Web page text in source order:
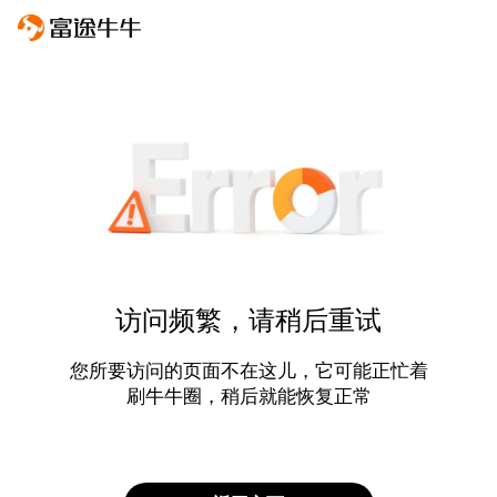
访问频繁，请稍后重试
您所要访问的页面不在这儿，它可能正忙着
刷牛牛圈，稍后就能恢复正常